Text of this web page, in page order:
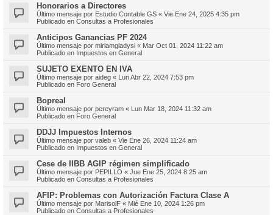
Honorarios a Directores
Último mensaje por Estudio Contable GS « Vie Ene 24, 2025 4:35 pm
Publicado en Consultas a Profesionales
Anticipos Ganancias PF 2024
Último mensaje por miriamgladysl « Mar Oct 01, 2024 11:22 am
Publicado en Impuestos en General
SUJETO EXENTO EN IVA
Último mensaje por aideg « Lun Abr 22, 2024 7:53 pm
Publicado en Foro General
Bopreal
Último mensaje por pereyram « Lun Mar 18, 2024 11:32 am
Publicado en Foro General
DDJJ Impuestos Internos
Último mensaje por valeb « Vie Ene 26, 2024 11:24 am
Publicado en Impuestos en General
Cese de IIBB AGIP régimen simplificado
Último mensaje por PEPILLO « Jue Ene 25, 2024 8:25 am
Publicado en Consultas a Profesionales
AFIP: Problemas con Autorización Factura Clase A
Último mensaje por MarisolF « Mié Ene 10, 2024 1:26 pm
Publicado en Consultas a Profesionales